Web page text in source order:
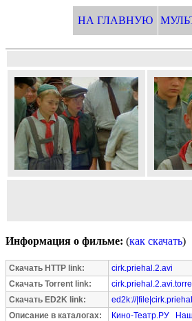
НА ГЛАВНУЮ
Информация о фильме: (как скачать)
Скачать HTTP link:
cirk.priehal.2.avi
Скачать Torrent link:
Скачать ED2K link:
ed2k://
Описание в каталогах:
Кино-Театр.РУ